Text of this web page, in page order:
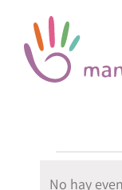
contenido
No hay